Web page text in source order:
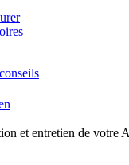
et entretien de votre